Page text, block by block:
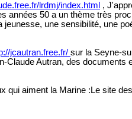
lrdmj/index.html ,
années 50 a un thème très
une sensibilité, une
jcautran.free.fr/ sur la Seyne-
Claude Autran, des documents
qui aiment la Marine :Le site